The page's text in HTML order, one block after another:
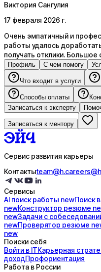
Виктория Сангулия
17 февраля 2026 г.
Очень эмпатичный и
работы удалось
получать отклики. Большое
Профиль С чем помогу
Что входит в услуги
Способы оплаты
Записаться к эксперту
Записаться к ментору
Сервис развития карьеры
Контактыteam@h.careers
Сервисы
AI поискработы newПоиск
newКонструктор резюме
newЗадачи с
newПроверятор резюме
new
Поиски себя
Войти в ITКарьерная
доходПрофориентация
Работа в России